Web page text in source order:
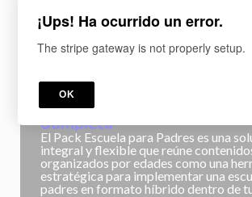
CURSO
Escuela para Padres -
Completa
El Pack Escuela para Padres es una
integral y flexible que reúne
organizados por edades como una
estratégica para implementar una
padres en formato híbrido dentro de
¡Ups! Ha ocurrido un error.
The stripe gateway is not properly setup.
OK